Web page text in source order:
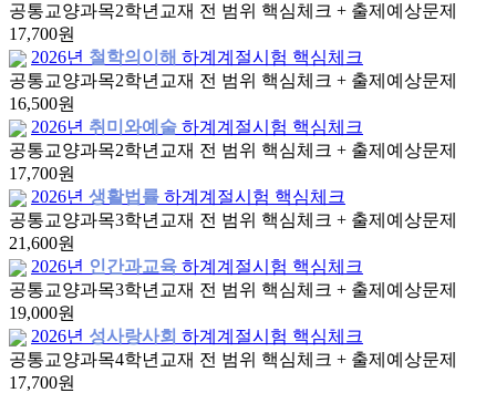
공통교양과목2학년 교재 전 범위 핵심체크 + 출제예상문제
17,700원
2026년 철학의이해 하계계절시험 핵심체크
공통교양과목2학년 교재 전 범위 핵심체크 + 출제예상문제
16,500원
2026년 취미와예술 하계계절시험 핵심체크
공통교양과목2학년 교재 전 범위 핵심체크 + 출제예상문제
17,700원
2026년 생활법률 하계계절시험 핵심체크
공통교양과목3학년 교재 전 범위 핵심체크 + 출제예상문제
21,600원
2026년 인간과교육 하계계절시험 핵심체크
공통교양과목3학년 교재 전 범위 핵심체크 + 출제예상문제
19,000원
2026년 성사랑사회 하계계절시험 핵심체크
공통교양과목4학년 교재 전 범위 핵심체크 + 출제예상문제
17,700원